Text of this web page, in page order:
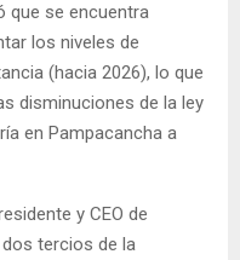
que se encuentra
los niveles de
(hacia 2026), lo que
disminuciones de la ley
en Pampacancha a
y CEO de
tercios de la